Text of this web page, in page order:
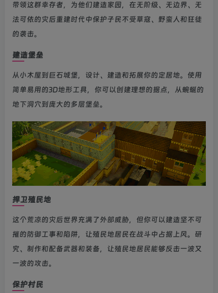
带领这群幸存者，为他们建造家园，在无阶级、无边界、无
法可依的灾后重建时代中保护子民不受草寇、野蛮人和狂徒
的袭击。
建造堡垒
从小木屋到巨石城堡，设计、建造和拓展你的定居地。使用
简单易用的3D地形工具，你可以创建理想的据点，从蜿蜒的
地下洞穴到庞大的多层堡垒。
捍卫殖民地
这个荒凉的灾后世界充满了外部威胁，但你可以建造坚不可
摧的防御工事和陷阱，让殖民地居民在战斗中占据上风。研
究、制作和配备武器和装备，让殖民地居民能够反击一波又
一波的攻击。
保护村民